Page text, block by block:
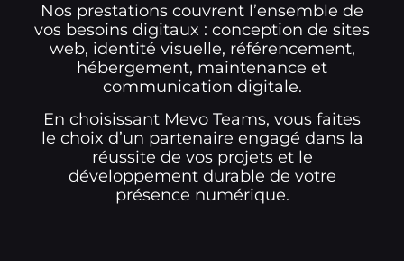
Nos prestations couvrent l’ensemble de
vos besoins digitaux : conception de sites
web, identité visuelle, référencement,
hébergement, maintenance et
communication digitale.
En choisissant Mevo Teams, vous faites
le choix d’un partenaire engagé dans la
réussite de vos projets et le
développement durable de votre
présence numérique.